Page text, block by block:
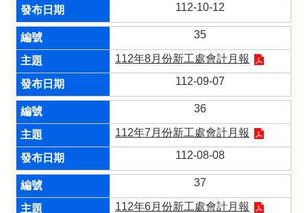
112-10-12
35
112年8月份新工處會計月報
112-09-07
36
112年7月份新工處會計月報
112-08-08
37
112年6月份新工處會計月報